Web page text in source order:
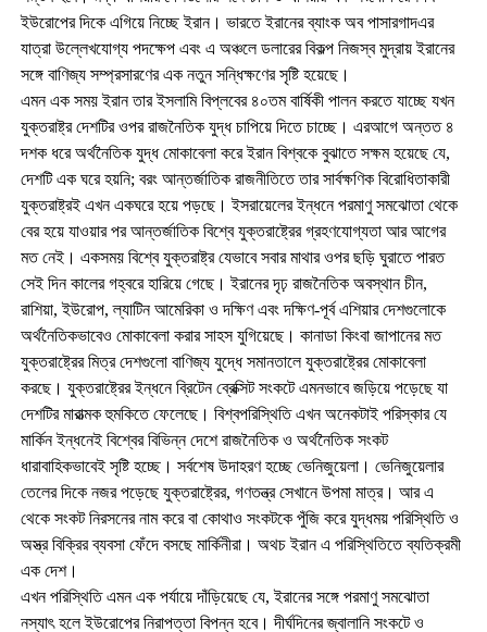
ইউরোপের দিকে এগিয়ে নিচ্ছে ইরান। ভারতে ইরানের ব্যাংক অব পাসারগাদএর
যাত্রা উল্লেখযোগ্য পদক্ষেপ এবং এ অঞ্চলে ডলারের বিকল্প নিজস্ব মুদ্রায় ইরানের
সঙ্গে বাণিজ্য সম্প্রসারণের এক নতুন সন্ধিক্ষণের সৃষ্টি হয়েছে।
এমন এক সময় ইরান তার ইসলামি বিপ্লবের ৪০তম বার্ষিকী পালন করতে যাচ্ছে যখন
যুক্তরাষ্ট্র দেশটির ওপর রাজনৈতিক যুদ্ধ চাপিয়ে দিতে চাচ্ছে। এরআগে অন্তত ৪
দশক ধরে অর্থনৈতিক যুদ্ধ মোকাবেলা করে ইরান বিশ্বকে বুঝাতে সক্ষম হয়েছে যে,
দেশটি এক ঘরে হয়নি; বরং আন্তর্জাতিক রাজনীতিতে তার সার্বক্ষণিক বিরোধিতাকারী
যুক্তরাষ্ট্রই এখন একঘরে হয়ে পড়ছে। ইসরায়েলের ইন্ধনে পরমাণু সমঝোতা থেকে
বের হয়ে যাওয়ার পর আন্তর্জাতিক বিশ্বে যুক্তরাষ্ট্রের গ্রহণযোগ্যতা আর আগের
মত নেই। একসময় বিশ্বে যুক্তরাষ্ট্র যেভাবে সবার মাথার ওপর ছড়ি ঘুরাতে পারত
সেই দিন কালের গহ্বরে হারিয়ে গেছে। ইরানের দৃঢ় রাজনৈতিক অবস্থান চীন,
রাশিয়া, ইউরোপ, ল্যাটিন আমেরিকা ও দক্ষিণ এবং দক্ষিণ-পূর্ব এশিয়ার দেশগুলোকে
অর্থনৈতিকভাবেও মোকাবেলা করার সাহস যুগিয়েছে। কানাডা কিংবা জাপানের মত
যুক্তরাষ্ট্রের মিত্র দেশগুলো বাণিজ্য যুদ্ধে সমানতালে যুক্তরাষ্ট্রের মোকাবেলা
করছে। যুক্তরাষ্ট্রের ইন্ধনে ব্রিটেন ব্রেক্সিট সংকটে এমনভাবে জড়িয়ে পড়েছে যা
দেশটির মারাত্মক হুমকিতে ফেলেছে। বিশ্বপরিস্থিতি এখন অনেকটাই পরিস্কার যে
মার্কিন ইন্ধনেই বিশ্বের বিভিন্ন দেশে রাজনৈতিক ও অর্থনৈতিক সংকট
ধারাবাহিকভাবেই সৃষ্টি হচ্ছে। সর্বশেষ উদাহরণ হচ্ছে ভেনিজুয়েলা। ভেনিজুয়েলার
তেলের দিকে নজর পড়েছে যুক্তরাষ্ট্রের, গণতন্ত্র সেখানে উপমা মাত্র। আর এ
থেকে সংকট নিরসনের নাম করে বা কোথাও সংকটকে পুঁজি করে যুদ্ধময় পরিস্থিতি ও
অস্ত্র বিক্রির ব্যবসা ফেঁদে বসছে মার্কিনীরা। অথচ ইরান এ পরিস্থিতিতে ব্যতিক্রমী
এক দেশ।
এখন পরিস্থিতি এমন এক পর্যায়ে দাঁড়িয়েছে যে, ইরানের সঙ্গে পরমাণু সমঝোতা
নস্যাৎ হলে ইউরোপের নিরাপত্তা বিপন্ন হবে। দীর্ঘদিনের জ্বালানি সংকটে ও